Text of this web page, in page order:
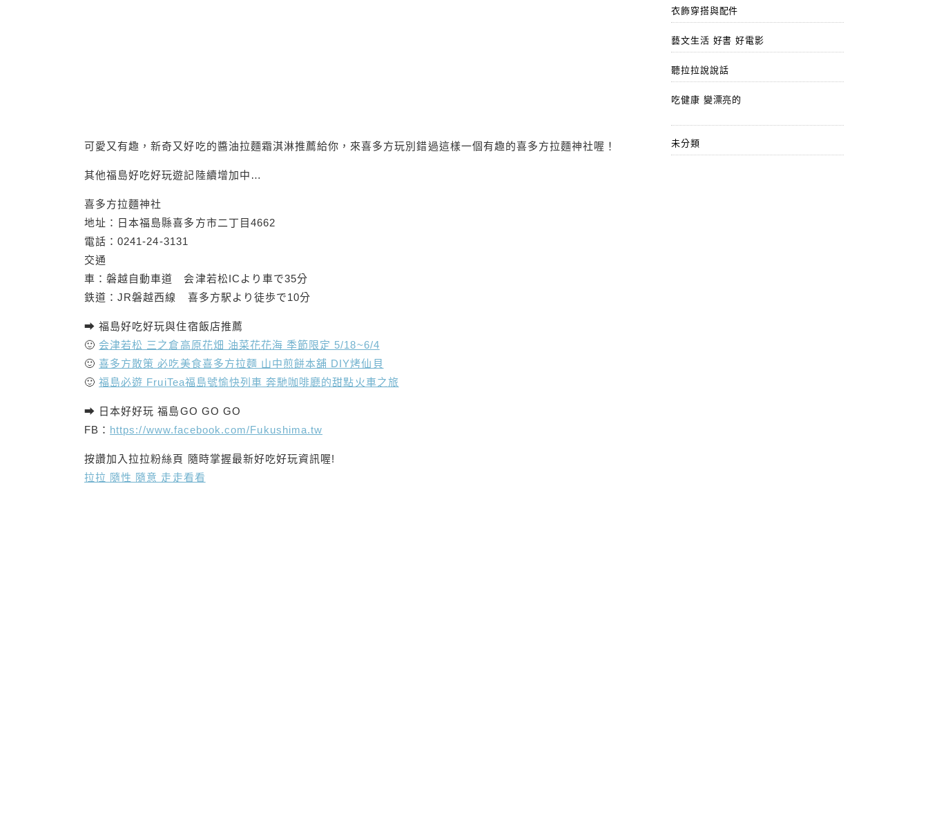
可愛又有趣，新奇又好吃的醬油拉麵霜淇淋推薦給你，來喜多方玩別錯過這樣一個有趣的喜多方拉麵神社喔！
其他福島好吃好玩遊記陸續增加中…
喜多方拉麵神社
地址：日本福島縣喜多方市二丁目4662
電話：0241-24-3131
交通
車：磐越自動車道 会津若松ICより車で35分
鉄道：JR磐越西線 喜多方駅より徒歩で10分
➡ 福島好吃好玩與住宿飯店推薦
🙂 会津若松 三之倉高原花畑 油菜花花海 季節限定 5/18~6/4
🙂喜多方散策 必吃美食喜多方拉麵 山中煎餅本舖 DIY烤仙貝
🙂福島必遊 FruiTea福島號愉快列車 奔馳咖啡廳的甜點火車之旅
➡ 日本好好玩 福島GO GO GO
FB： https://www.facebook.com/Fukushima.tw
按讚加入拉拉粉絲頁 隨時掌握最新好吃好玩資訊喔!
拉拉 隨性 隨意 走走看看
衣飾穿搭與配件
藝文生活 好書 好電影
聽拉拉說說話
吃健康 變漂亮的
未分類